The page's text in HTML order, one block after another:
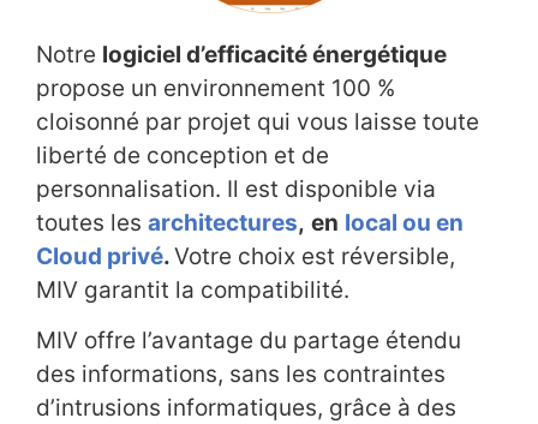
Notre logiciel d’efficacité énergétique
propose un environnement 100 %
cloisonné par projet qui vous laisse toute
liberté de conception et de
personnalisation. Il est disponible via
toutes les architectures, en local ou en
Cloud privé.Votre choix est réversible,
MIV garantit la compatibilité.
MIV offre l’avantage du partage étendu
des informations, sans les contraintes
d’intrusions informatiques, grâce à des